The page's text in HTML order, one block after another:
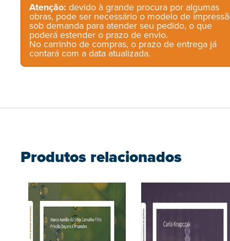
Atenção: devido à grande procura por algumas
obras, pode ser necessário o modelo de
sob demanda para atender seu pedido, o que
poderá estender o prazo de envio.
No carrinho de compras, o prazo de entrega já
contará com a data atualizada.
Produtos relacionados